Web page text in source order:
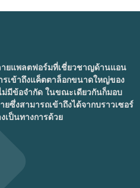
ยแพลตฟอร์มที่เชี่ยวชาญด้านแอน
รเข้าถึงแค็ตตาล็อกขนาดใหญ่ของ
ม่มีข้อจำกัด ในขณะเดียวกันก็มอบ
ซึ่งสามารถเข้าถึงได้จากบราวเซอร์
เป็นทางการด้วย